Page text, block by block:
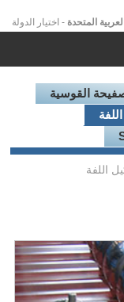
المتحدة - اختيار الدولة
القوسية
اللفة